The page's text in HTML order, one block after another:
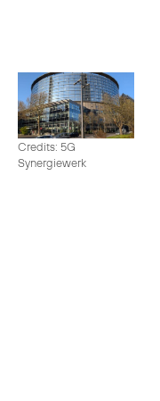
Credits: 5G
Synergiewerk